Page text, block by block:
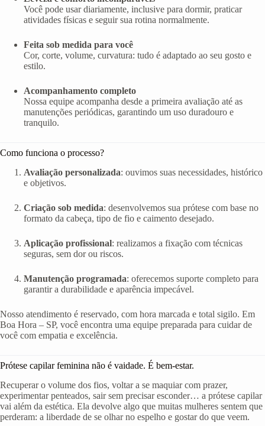
Você pode usar diariamente, inclusive para dormir, praticar
atividades físicas e seguir sua rotina normalmente.
Feita sob medida para você
Cor, corte, volume, curvatura: tudo é adaptado ao seu gosto e
estilo.
Acompanhamento completo
Nossa equipe acompanha desde a primeira avaliação até as
manutenções periódicas, garantindo um uso duradouro e
tranquilo.
Como funciona o processo?
Avaliação personalizada: ouvimos suas necessidades, histórico
e objetivos.
Criação sob medida: desenvolvemos sua prótese com base no
formato da cabeça, tipo de fio e caimento desejado.
Aplicação profissional: realizamos a fixação com técnicas
seguras, sem dor ou riscos.
Manutenção programada: oferecemos suporte completo para
garantir a durabilidade e aparência impecável.
Nosso atendimento é reservado, com hora marcada e total sigilo. Em
Boa Hora – SP, você encontra uma equipe preparada para cuidar de
você com empatia e excelência.
Prótese capilar feminina não é vaidade. É bem-estar.
Recuperar o volume dos fios, voltar a se maquiar com prazer,
experimentar penteados, sair sem precisar esconder… a prótese capilar
vai além da estética. Ela devolve algo que muitas mulheres sentem que
perderam: a liberdade de se olhar no espelho e gostar do que veem.